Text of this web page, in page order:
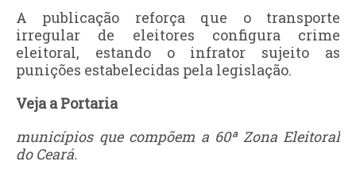
A publicação reforça que o transporte
irregular de eleitores configura crime
eleitoral, estando o infrator sujeito as
punições estabelecidas pela legislação.
Veja a Portaria
municípios que compõem a 60ª Zona Eleitoral
do Ceará.